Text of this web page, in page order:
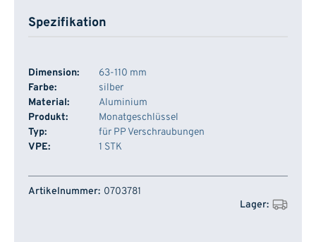
Spezifikation
Dimension:
63-110 mm
Farbe:
silber
Material:
Aluminium
Produkt:
Monatgeschlüssel
Typ:
für PP Verschraubungen
VPE:
1 STK
Artikelnummer Lager
0703781